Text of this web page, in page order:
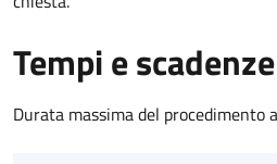
Tempi e scadenze
Durata massima del